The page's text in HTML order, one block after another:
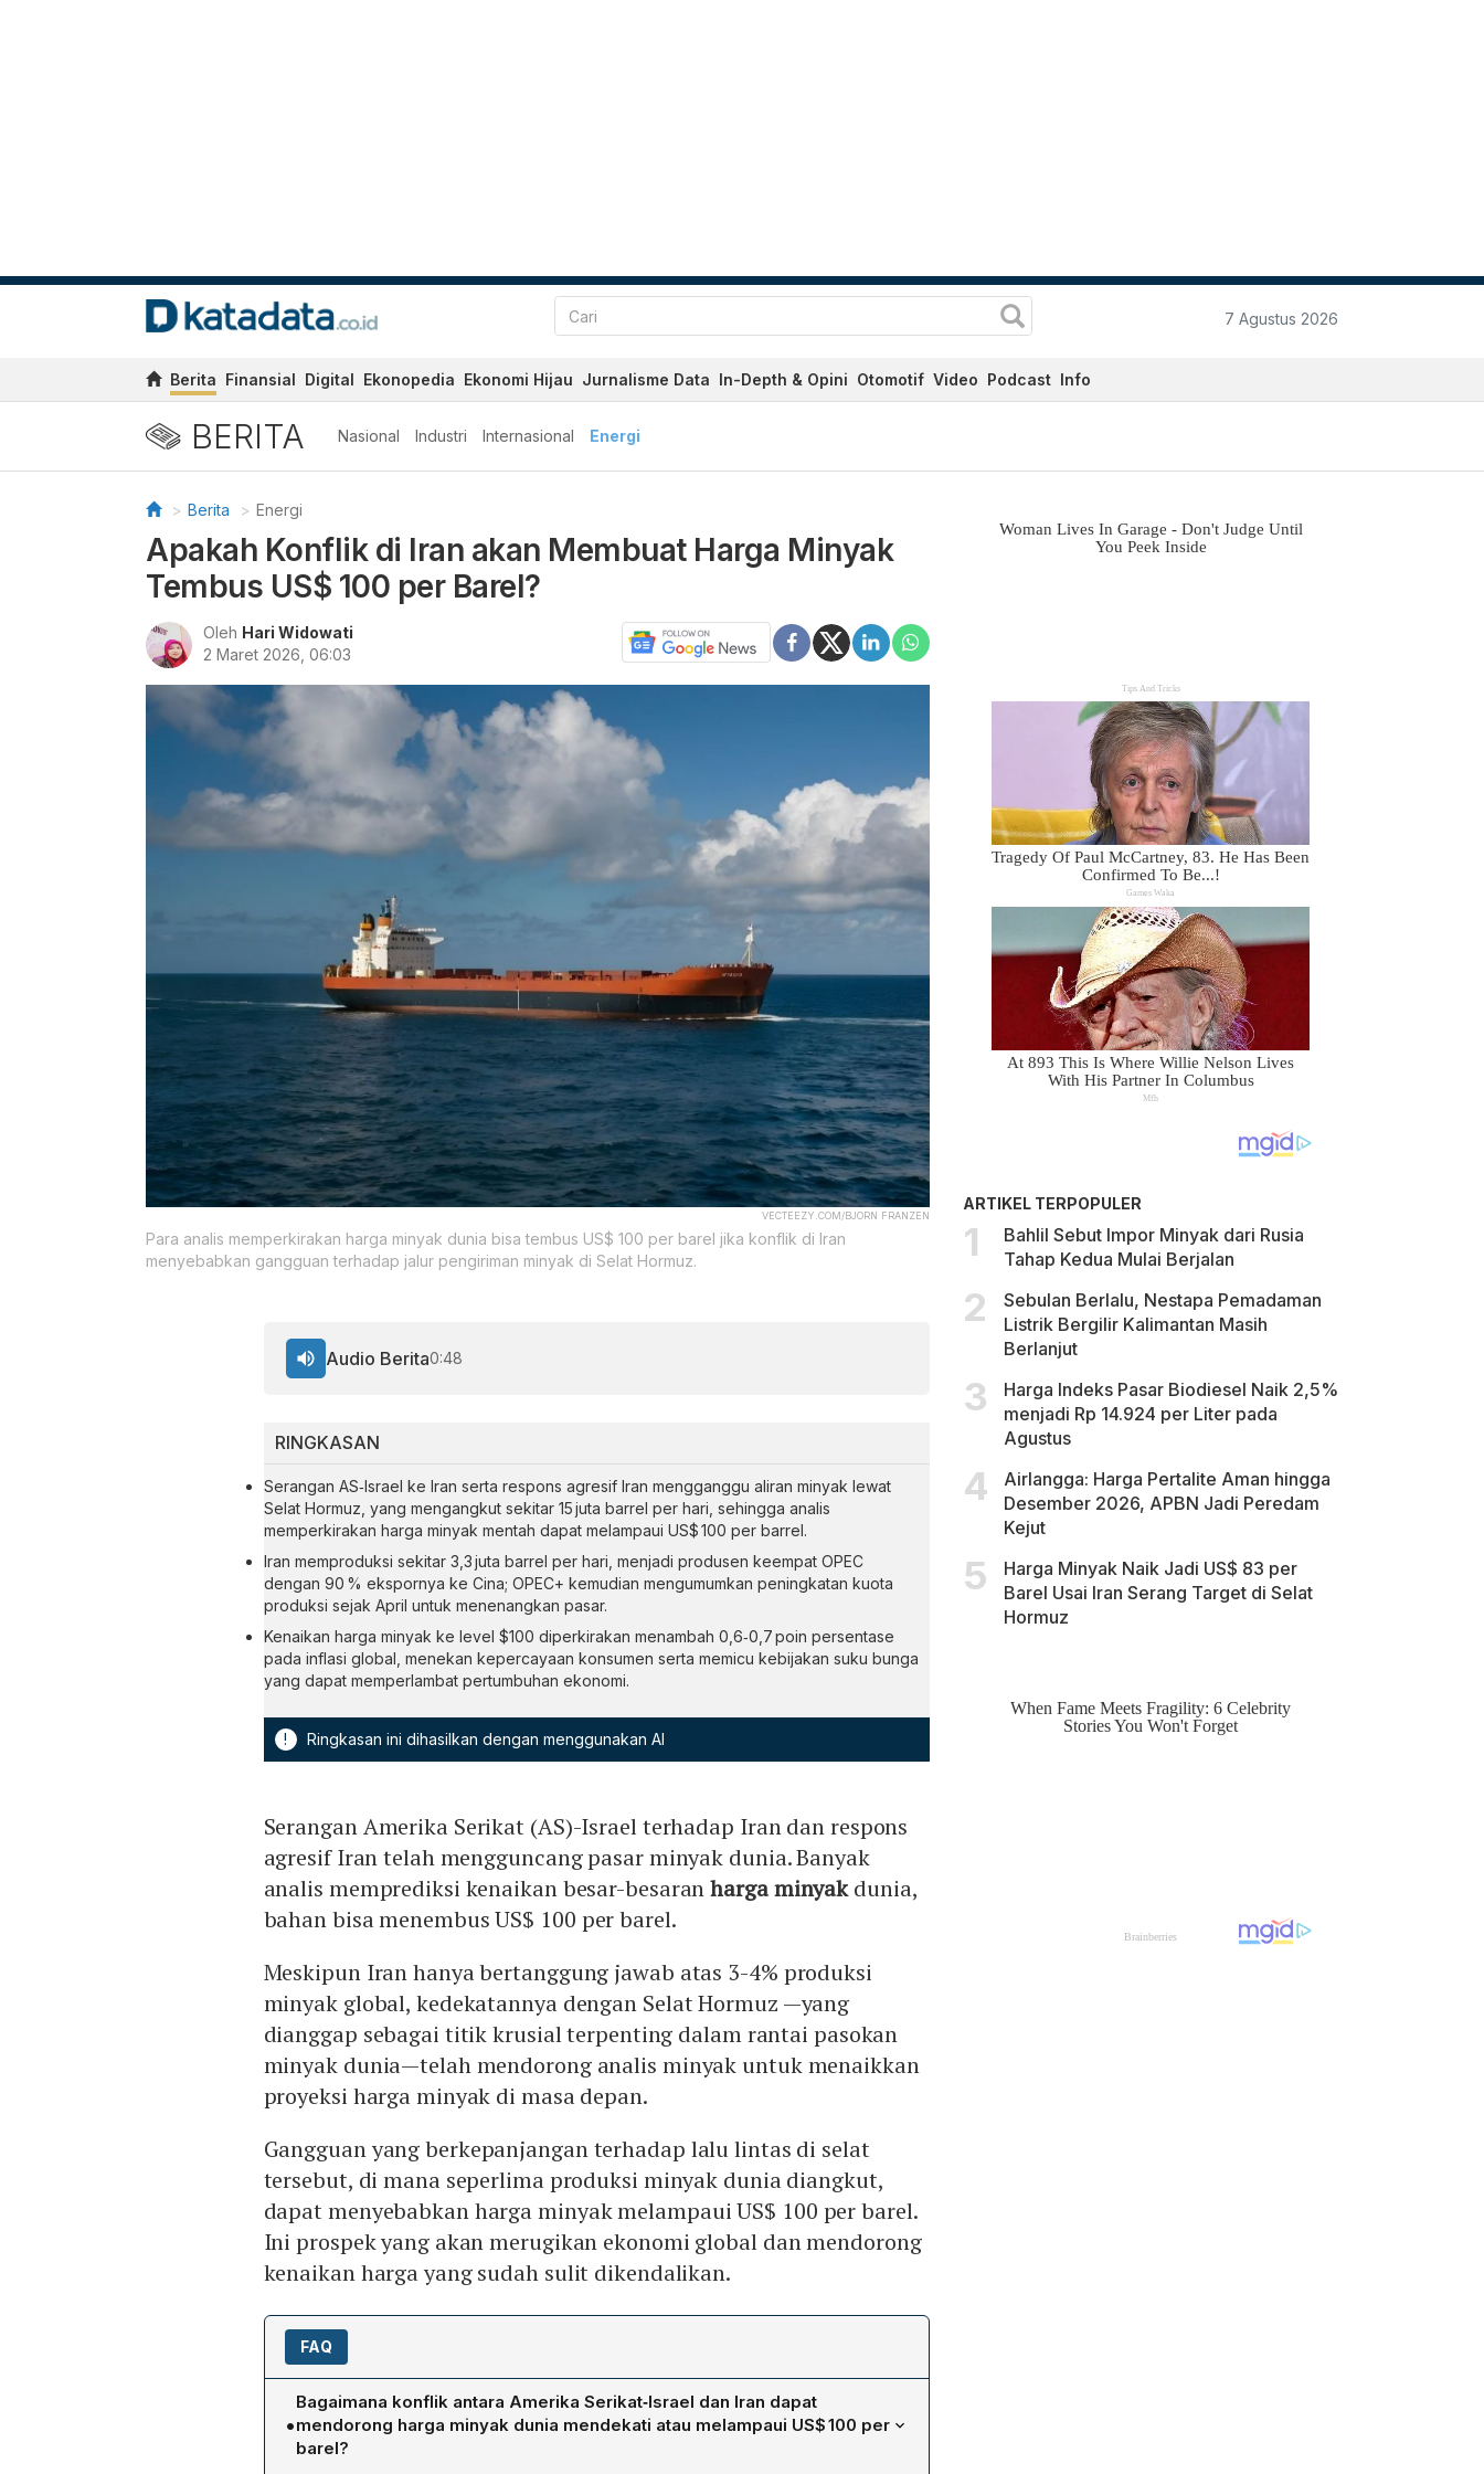
7 Agustus 2026
Berita Finansial Digital Ekonopedia Ekonomi Hijau Jurnalisme Data In-Depth & Opini Otomotif Video Podcast Info
BERITA Nasional Industri Internasional Energi
Berita Energi
Apakah Konflik di Iran akan Membuat Harga Minyak
Tembus US$ 100 per Barel?
Oleh Hari Widowati
2 Maret 2026, 06:03
VECTEEZY.COM/BJORN FRANZEN
Para analis memperkirakan harga minyak dunia bisa tembus US$ 100 per barel jika konflik di Iran
menyebabkan gangguan terhadap jalur pengiriman minyak di Selat Hormuz.
RINGKASAN
Serangan AS‑Israel ke Iran serta respons agresif Iran mengganggu aliran minyak lewat
Selat Hormuz, yang mengangkut sekitar 15 juta barrel per hari, sehingga analis
memperkirakan harga minyak mentah dapat melampaui US$ 100 per barrel.
Iran memproduksi sekitar 3,3 juta barrel per hari, menjadi produsen keempat OPEC
dengan 90 % ekspornya ke Cina; OPEC+ kemudian mengumumkan peningkatan kuota
produksi sejak April untuk menenangkan pasar.
Kenaikan harga minyak ke level $100 diperkirakan menambah 0,6‑0,7 poin persentase
pada inflasi global, menekan kepercayaan konsumen serta memicu kebijakan suku bunga
yang dapat memperlambat pertumbuhan ekonomi.
! Ringkasan ini dihasilkan dengan menggunakan AI
Audio Berita0:48
Serangan Amerika Serikat (AS)-Israel terhadap Iran dan respons
agresif Iran telah mengguncang pasar minyak dunia. Banyak
analis memprediksi kenaikan besar-besaranharga minyakdunia,
bahan bisa menembus US$ 100 per barel.
Meskipun Iran hanya bertanggung jawab atas 3-4% produksi
minyak global, kedekatannya dengan Selat Hormuz —yang
dianggap sebagai titik krusial terpenting dalam rantai pasokan
minyak dunia—telah mendorong analis minyak untuk menaikkan
proyeksi harga minyak di masa depan.
Gangguan yang berkepanjangan terhadap lalu lintas di selat
tersebut, di mana seperlima produksi minyak dunia diangkut,
dapat menyebabkan harga minyak melampaui US$ 100 per barel.
Ini prospek yang akan merugikan ekonomi global dan mendorong
kenaikan harga yang sudah sulit dikendalikan.
FAQ
•
Bagaimana konflik antara Amerika Serikat‑Israel dan Iran dapat
mendorong harga minyak dunia mendekati atau melampaui US$ 100 per
barel?
ARTIKEL TERPOPULER
Bahlil Sebut Impor Minyak dari Rusia
Tahap Kedua Mulai Berjalan
Sebulan Berlalu, Nestapa Pemadaman
Listrik Bergilir Kalimantan Masih
Berlanjut
Harga Indeks Pasar Biodiesel Naik 2,5%
menjadi Rp 14.924 per Liter pada
Agustus
Airlangga: Harga Pertalite Aman hingga
Desember 2026, APBN Jadi Peredam
Kejut
Harga Minyak Naik Jadi US$ 83 per
Barel Usai Iran Serang Target di Selat
Hormuz